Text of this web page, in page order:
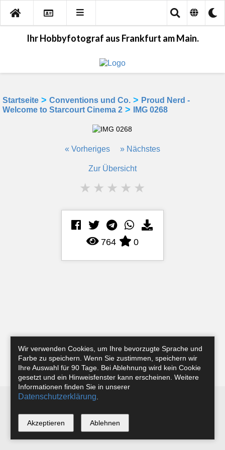
Ihr Hobbyfotograf aus Frankfurt am Main.
Startseite > Conventions und Co. > Proud Nerd -
Welcome to Starcourt Cinema 2 > IMG 0268
« Vorheriges » Nächstes
Zur Übersicht
★ ★ ★ ★ ★
764 0
Instagram
*
Wir verwenden Cookies, um Ihre bevorzugte Sprache und
Farbe zu speichern. Wenn Sie zustimmen, speichern wir
Ihre Auswahl für 90 Tage. Bei Ablehnung wird kein Cookie
gesetzt und ein Hinweisfenster kann erscheinen. Weitere
Informationen finden Sie in unserer
Datenschutzerklärung
Akzeptieren Ablehnen